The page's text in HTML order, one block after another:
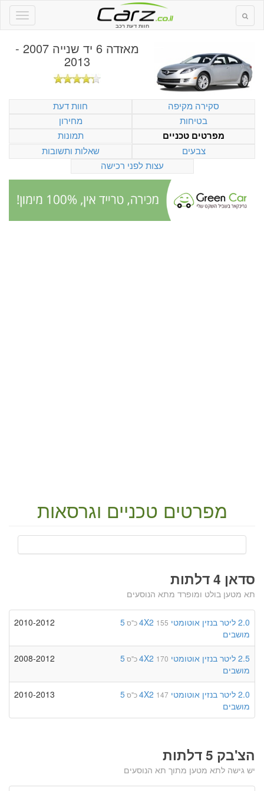
חוות דעת רכב
מאזדה 6 יד שנייה 2007 -
2013
סקירה מקיפה
חוות דעת
בטיחות
מחירון
מפרטים טכניים
תמונות
צבעים
שאלות ותשובות
עצות לפני רכישה
מפרטים טכניים וגרסאות
סדאן 4 דלתות
תא מטען בולט ומופרד מתא הנוסעים
2.0 ליטר בנזין אוטומטי 4X2 155 כ"ס
5
מושבים
2010-2012
2.5 ליטר בנזין אוטומטי 4X2 170 כ"ס
5
מושבים
2008-2012
2.0 ליטר בנזין אוטומטי 4X2 147 כ"ס
5
מושבים
2010-2013
הצ'בק 5 דלתות
יש גישה לתא מטען מתוך תא הנוסעים